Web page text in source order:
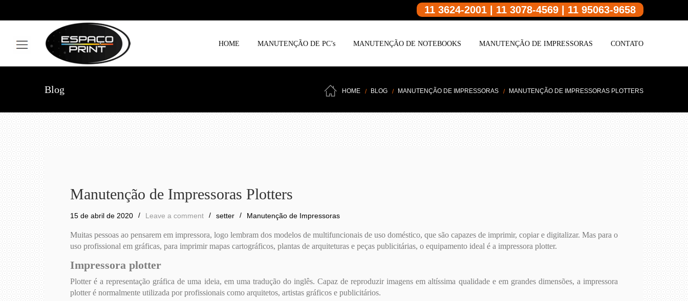
11 3624-2001 | 11 3078-4569 | 11 95063-9658
HOME MANUTENÇÃO DE PC’s MANUTENÇÃO DE NOTEBOOKS MANUTENÇÃO DE IMPRESSORAS CONTATO
Blog HOME BLOG MANUTENÇÃO DE IMPRESSORAS MANUTENÇÃO DE IMPRESSORAS PLOTTERS
Manutenção de Impressoras Plotters
15 de abril de 2020 Leave a comment setter Manutenção de Impressoras
Muitas pessoas ao pensarem em impressora, logo lembram dos modelos de multifuncionais de uso doméstico, que são capazes de imprimir, copiar e digitalizar. Mas para o
uso profissional em gráficas, para imprimir mapas cartográficos, plantas de arquiteturas e peças publicitárias, o equipamento ideal é a impressora plotter.
Impressora plotter
Plotter é a representação gráfica de uma ideia, em uma tradução do inglês. Capaz de reproduzir imagens em altíssima qualidade e em grandes dimensões, a impressora
plotter é normalmente utilizada por profissionais como arquitetos, artistas gráficos e publicitários.